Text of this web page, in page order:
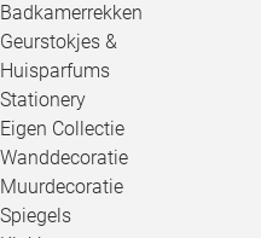
Badkamerrekken
Geurstokjes &
Huisparfums
Stationery
Eigen Collectie
Wanddecoratie
Muurdecoratie
Spiegels